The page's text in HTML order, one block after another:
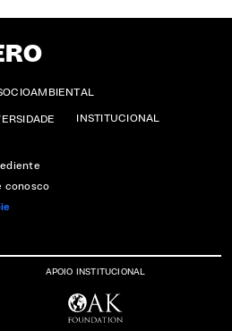
INSTITUCIONAL
conosco
APOIO INSTITUCIONAL